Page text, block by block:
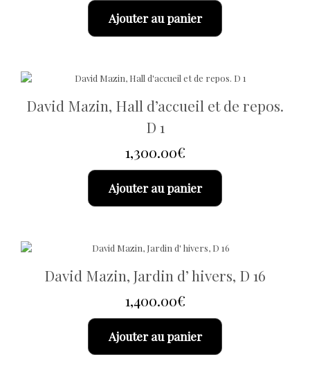
Ajouter au panier
David Mazin, Hall d’accueil et de repos.
D 1
1,300.00€
Ajouter au panier
David Mazin, Jardin d’ hivers, D 16
1,400.00€
Ajouter au panier